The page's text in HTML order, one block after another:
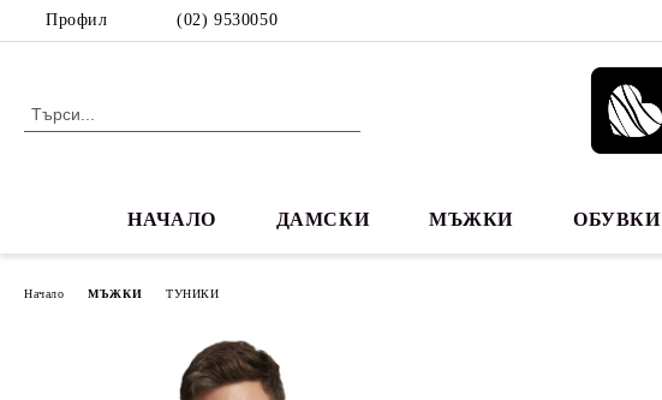
Профил (02) 9530050
НАЧАЛО ДАМСКИ МЪЖКИ ОБУВКИ
Начало МЪЖКИ ТУНИКИ